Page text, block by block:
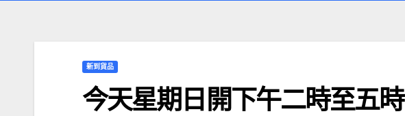
新到貨品
今天星期日開下午二時至五時